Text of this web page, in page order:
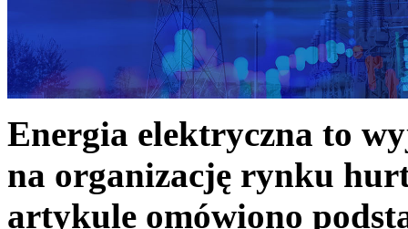
Energia elektryczna to
na organizację rynku
artykule omówiono